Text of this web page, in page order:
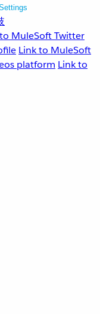
MuleSoft Twitter
Link to MuleSoft
platform Link to